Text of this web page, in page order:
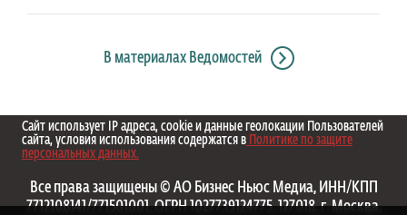
В материалах Ведомостей
Сайт использует IP адреса, cookie и данные геолокации Пользователей
сайта, условия использования содержатся в Политике по защите
персональных данных.
Все права защищены © АО Бизнес Ньюс Медиа, ИНН/КПП
7712108141/771501001, ОГРН 1027739124775, 127018, г. Москва,